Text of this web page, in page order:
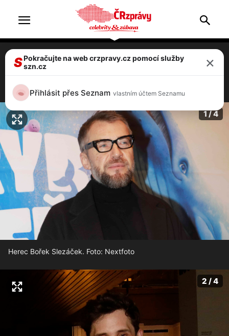
Bořek Slezáček se zastal Čestmíra
1 / 4
Herec Bořek Slezáček. Foto: Nextfoto
2 / 4
SPokračujte na web crzpravy.cz pomocí služby
szn.cz
×
Přihlásit přes Seznam vlastním účtem Seznamu